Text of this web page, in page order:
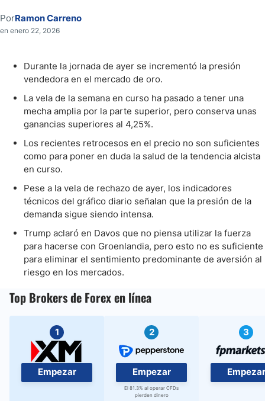
PorRamon Carreno
en enero 22, 2026
Durante la jornada de ayer se incrementó la presión
vendedora en el mercado de oro.
La vela de la semana en curso ha pasado a tener una
mecha amplia por la parte superior, pero conserva unas
ganancias superiores al 4,25%.
Los recientes retrocesos en el precio no son suficientes
como para poner en duda la salud de la tendencia alcista
en curso.
Pese a la vela de rechazo de ayer, los indicadores
técnicos del gráfico diario señalan que la presión de la
demanda sigue siendo intensa.
Trump aclaró en Davos que no piensa utilizar la fuerza
para hacerse con Groenlandia, pero esto no es suficiente
para eliminar el sentimiento predominante de aversión al
riesgo en los mercados.
Top Brokers de Forex en línea
1
Empezar
2
Empezar
El 81.3% al operar CFDs
pierden dinero
3
Empezar